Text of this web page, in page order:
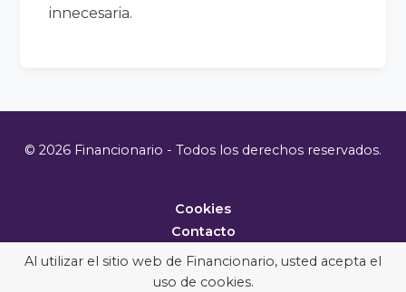
innecesaria.
© 2026 Financionario - Todos los derechos reservados.
Cookies
Contacto
Metodología
Al utilizar el sitio web de Financionario, usted acepta el
uso de cookies.